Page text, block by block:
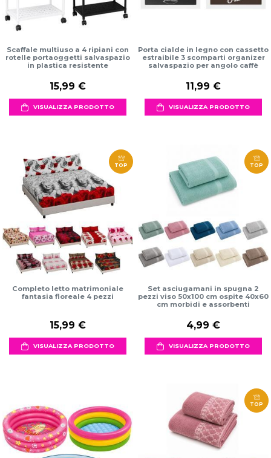
Scaffale multiuso a 4 ripiani con
rotelle portaoggetti salvaspazio
in plastica resistente
15,99 €
VISUALIZZA PRODOTTO
Porta cialde in legno con cassetto
estraibile 3 scomparti organizer
salvaspazio per angolo caffè
11,99 €
VISUALIZZA PRODOTTO
TOP
Completo letto matrimoniale
fantasia floreale 4 pezzi
15,99 €
VISUALIZZA PRODOTTO
TOP
Set asciugamani in spugna 2
pezzi viso 50x100 cm ospite 40x60
cm morbidi e assorbenti
4,99 €
VISUALIZZA PRODOTTO
TOP